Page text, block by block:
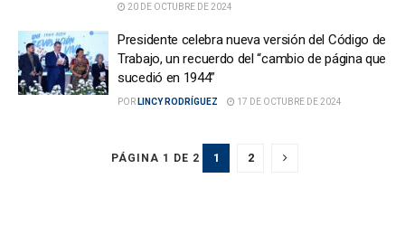
20 DE OCTUBRE DE 2024
Presidente celebra nueva versión del Código de
Trabajo, un recuerdo del “cambio de página que
sucedió en 1944”
POR LINCY RODRÍGUEZ 17 DE OCTUBRE DE 2024
PÁGINA 1 DE 2 1 2